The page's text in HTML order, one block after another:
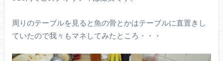
周りのテーブルを見ると魚の骨とかはテーブルに直置きし
ていたので我々もマネしてみたところ・・・